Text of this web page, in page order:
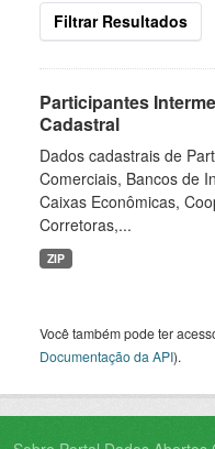
Filtrar Resultados
Participantes
Cadastral
Dados cadastrais de
Comerciais, Bancos de
Caixas Econômicas,
Corretoras,...
ZIP
Você também pode ter
Documentação da API).